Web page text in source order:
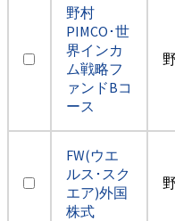
野村
PIMCO･世
界インカ
ム戦略フ
ァンドBコ
ース
FW(ウエ
ルス･スク
エア)外国
株式